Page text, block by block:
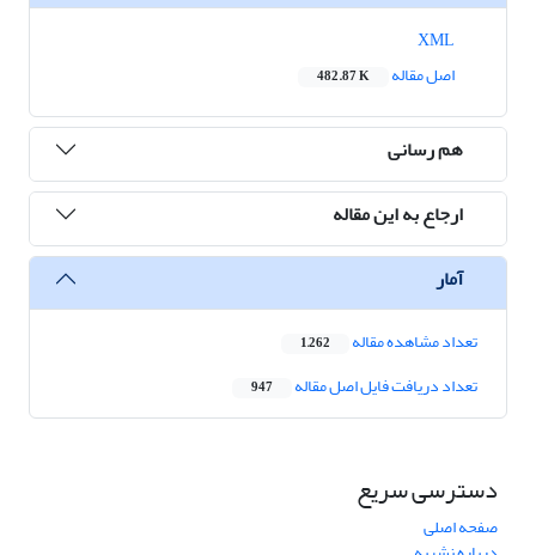
اصل مقاله
482.87 K
هم رسانی
ارجاع به این مقاله
آمار
تعداد مشاهده مقاله 1,262
تعداد دریافت فایل اصل مقاله 947
دسترسی سریع
صفحه اصلی